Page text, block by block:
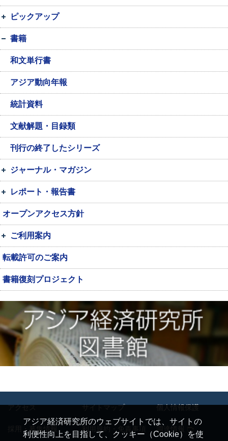
ピックアップ
書籍
和文単行書
アジア動向年報
統計資料
文献解題・目録類
刊行の終了したシリーズ
ジャーナル・マガジン
レポート・報告書
オープンアクセス方針
ご利用案内
転載許可のご案内
書籍復刻プロジェクト
アジア経済研究所のウェブサイトでは、サイトの
利便性向上を目指して、クッキー（Cookie）を使
アクセス サイトマップ 個人情報保護
採用・募集情報 利用規約・免責事項 調達情報